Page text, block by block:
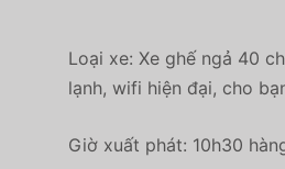
Loại xe: Xe ghế ngả 40
lạnh, wifi hiện đại, cho
Giờ xuất phát: 10h30